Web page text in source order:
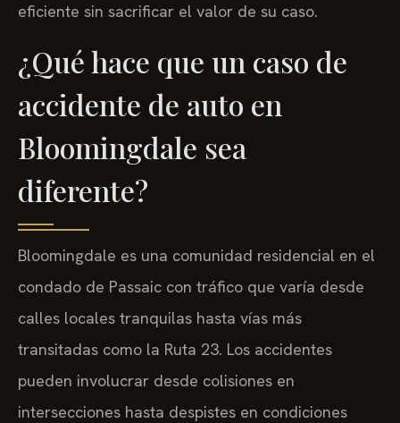
eficiente sin sacrificar el valor de su caso.
¿Qué hace que un caso de
accidente de auto en
Bloomingdale sea
diferente?
Bloomingdale es una comunidad residencial en el
condado de Passaic con tráfico que varía desde
calles locales tranquilas hasta vías más
transitadas como la Ruta 23. Los accidentes
pueden involucrar desde colisiones en
intersecciones hasta despistes en condiciones